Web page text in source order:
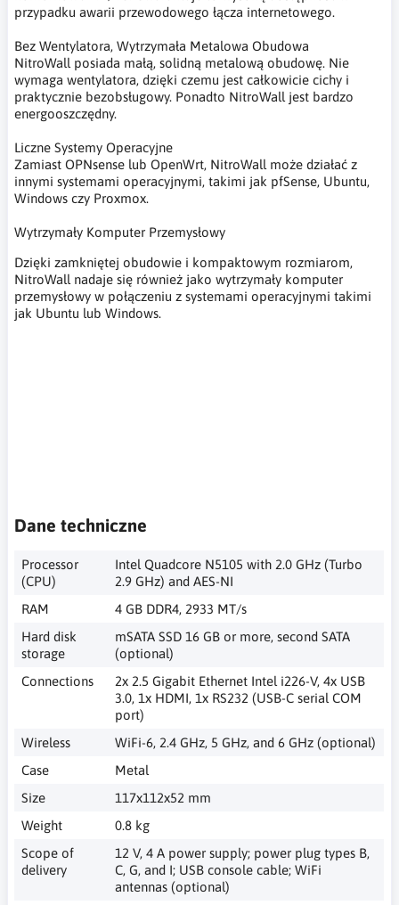
przypadku awarii przewodowego łącza internetowego.
Bez Wentylatora, Wytrzymała Metalowa Obudowa
NitroWall posiada małą, solidną metalową obudowę. Nie
wymaga wentylatora, dzięki czemu jest całkowicie cichy i
praktycznie bezobsługowy. Ponadto NitroWall jest bardzo
energooszczędny.
Liczne Systemy Operacyjne
Zamiast OPNsense lub OpenWrt, NitroWall może działać z
innymi systemami operacyjnymi, takimi jak pfSense, Ubuntu,
Windows czy Proxmox.
Wytrzymały Komputer Przemysłowy
Dzięki zamkniętej obudowie i kompaktowym rozmiarom,
NitroWall nadaje się również jako wytrzymały komputer
przemysłowy w połączeniu z systemami operacyjnymi takimi
jak Ubuntu lub Windows.
Dane techniczne
Processor
(CPU)
Intel Quadcore N5105 with 2.0 GHz (Turbo
2.9 GHz) and AES-NI
RAM
4 GB DDR4, 2933 MT/s
Hard disk
storage
mSATA SSD 16 GB or more, second SATA
(optional)
Connections
2x 2.5 Gigabit Ethernet Intel i226-V, 4x USB
3.0, 1x HDMI, 1x RS232 (USB-C serial COM
port)
Wireless
WiFi-6, 2.4 GHz, 5 GHz, and 6 GHz (optional)
Case
Metal
Size
117x112x52 mm
Weight
0.8 kg
Scope of
delivery
12 V, 4 A power supply; power plug types B,
C, G, and I; USB console cable; WiFi
antennas (optional)